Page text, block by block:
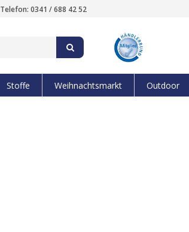
Telefon: 0341 / 688 42 52
Stoffe Weihnachtsmarkt Outdoor